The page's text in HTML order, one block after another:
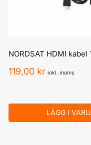
NORDSAT HDMI kabel
119,00 kr inkl. moms
LÄGG I